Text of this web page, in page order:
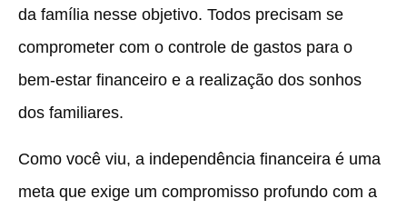
da família nesse objetivo. Todos precisam se
comprometer com o controle de gastos para o
bem-estar financeiro e a realização dos sonhos
dos familiares.
Como você viu, a independência financeira é uma
meta que exige um compromisso profundo com a